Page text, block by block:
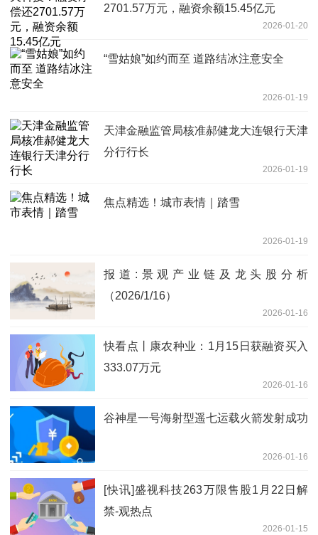
2701.57万元，融资余额15.45亿元
2026-01-20
“雪姑娘”如约而至 道路结冰注意安全
2026-01-19
天津金融监管局核准郝健龙大连银行天津
分行行长
2026-01-19
焦点精选！城市表情｜踏雪
2026-01-19
报道:景观产业链及龙头股分析
（2026/1/16）
2026-01-16
快看点丨康农种业：1月15日获融资买入
333.07万元
2026-01-16
谷神星一号海射型遥七运载火箭发射成功
2026-01-16
[快讯]盛视科技263万限售股1月22日解
禁-观热点
2026-01-15